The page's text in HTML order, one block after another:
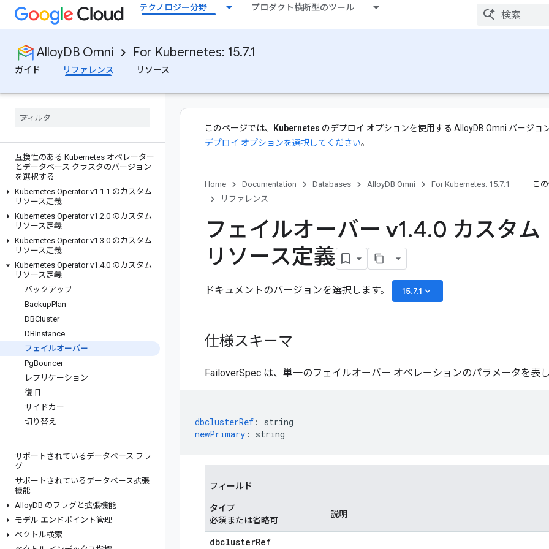
テクノロジー分野 プロダクト横断型のツール
AlloyDB Omni For Kubernetes: 15.7.1
ガイド リファレンス リソース
互換性のある Kubernetes オペレーター
とデータベース クラスタのバージョン
を選択する
Kubernetes Operator v1 .1 .1 のカスタム
リソース定義
Kubernetes Operator v1 .2.0 のカスタム
リソース定義
Kubernetes Operator v1 .3.0 のカスタム
リソース定義
Kubernetes Operator v1 .4.0 のカスタム
リソース定義
バックアップ
BackupPlan
DBCluster
DBInstance
フェイルオーバー
PgBouncer
レプリケーション
復旧
サイドカー
切り替え
サポートされているデータベース フラ
グ
サポートされているデータベース拡張
機能
AlloyDB のフラグと拡張機能
モデル エンドポイント管理
ベクトル検索
このページでは、 Kubernetes のデプロイ オプションを使用する AlloyDB Omni バージョ
デプロイ オプションを選択してください。
Home Documentation Databases AlloyDB Omni
For Kubernetes: 15.7.1
リファレンス
こ
フェイルオーバー v1.4.0 カスタム
リソース定義
ドキュメントのバージョンを選択します。 15.7.1 keyboard_arrow_down
仕様スキーマ
FailoverSpec は、単一のフェイルオーバー オペレーションのパラメータを表
dbclusterRef :
string
newPrimary : string
フィールド
タイプ
必須または省略可
説明
dbclusterRef